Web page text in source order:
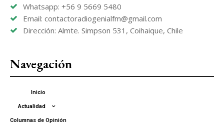
Whatsapp: +56 9 5669 5480
Email: contactoradiogenialfm@gmail.com
Dirección: Almte. Simpson 531, Coihaique, Chile
Navegación
Inicio
Actualidad
Columnas de Opinión